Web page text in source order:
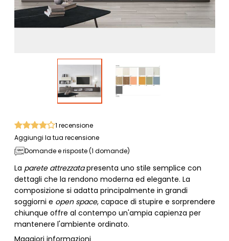
1 recensione
Aggiungi la tua recensione
Domande e risposte (1 domande)
La parete attrezzatapresenta uno stile semplice con
dettagli che la rendono moderna ed elegante. La
composizione si adatta principalmente in grandi
soggiorni e open space, capace di stupire e sorprendere
chiunque offre al contempo un'ampia capienza per
mantenere l'ambiente ordinato.
Maggiori informazioni